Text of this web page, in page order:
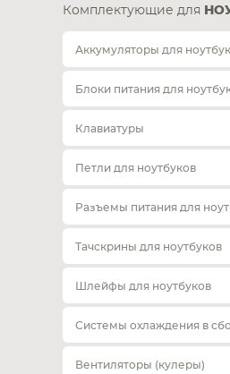
Комплектующие для
Аккумуляторы для
Блоки питания для
Клавиатуры
Петли для ноутбуков
Разъемы питания для
Тачскрины для ноутбуков
Шлейфы для ноутбуков
Системы охлаждения в
Вентиляторы (кулеры)